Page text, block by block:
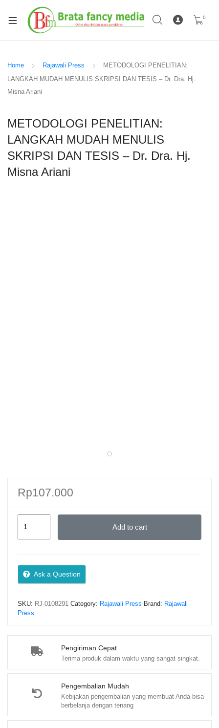
0
Home Rajawali Press
METODOLOGI PENELITIAN:
LANGKAH MUDAH MENULIS SKRIPSI DAN TESIS – Dr. Dra. Hj.
Misna Ariani
METODOLOGI PENELITIAN:
LANGKAH MUDAH MENULIS
SKRIPSI DAN TESIS – Dr. Dra. Hj.
Misna Ariani
Pengiriman Cepat
Terima produk dalam waktu yang sangat singkat.
Pengembalian Mudah
Kebijakan pengembalian yang membuat Anda bisa
berbelanja dengan tenang
Rp107.000
MENULIS
SKRIPSI
TESIS
Dr.
Misna
quantity
Add to cart
Ask a Question
SKU: RJ-0108291 Category: Rajawali Press Brand: Rajawali
Press